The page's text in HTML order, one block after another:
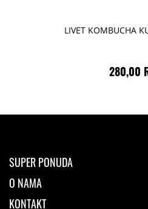
LIVET KOMBUCHA
280,00
SUPER PONUDA
O NAMA
KONTAKT